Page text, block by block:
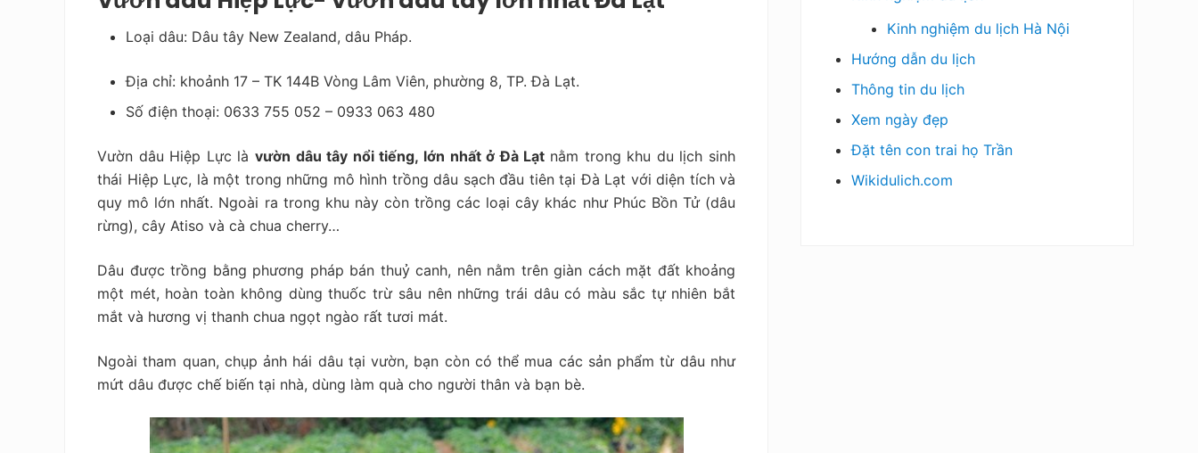
Loại dâu: Dâu tây New Zealand, dâu Pháp.
Địa chỉ: khoảnh 17 – TK 144B Vòng Lâm Viên, phường 8, TP. Đà Lạt.
Số điện thoại: 0633 755 052 – 0933 063 480
Vườn dâu Hiệp Lực làvườn dâu tây nổi tiếng, lớn nhất ở Đà Lạt nằm trong khu du lịch sinh
thái Hiệp Lực, là một trong những mô hình trồng dâu sạch đầu tiên tại Đà Lạt với diện tích và
quy mô lớn nhất. Ngoài ra trong khu này còn trồng các loại cây khác như Phúc Bồn Tử (dâu
rừng), cây Atiso và cà chua cherry…
Dâu được trồng bằng phương pháp bán thuỷ canh, nên nằm trên giàn cách mặt đất khoảng
một mét, hoàn toàn không dùng thuốc trừ sâu nên những trái dâu có màu sắc tự nhiên bắt
mắt và hương vị thanh chua ngọt ngào rất tươi mát.
Ngoài tham quan, chụp ảnh hái dâu tại vườn, bạn còn có thể mua các sản phẩm từ dâu như
mứt dâu được chế biến tại nhà, dùng làm quà cho người thân và bạn bè.
Kinh nghiệm du lịch Hà Nội
Hướng dẫn du lịch
Thông tin du lịch
Xem ngày đẹp
Đặt tên con trai họ Trần
Wikidulich.com